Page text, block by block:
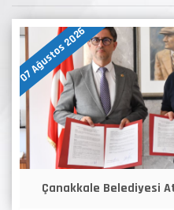
07 Ağustos 2026
Çanakkale Belediyesi